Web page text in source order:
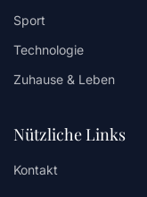
Sport
Technologie
Zuhause & Leben
Nützliche Links
Kontakt